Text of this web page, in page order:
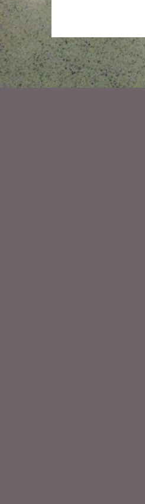
©2026 Les entreprises Amilia Inc.